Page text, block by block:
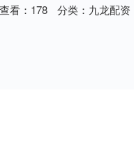
查看： 178 分类： 九龙配资